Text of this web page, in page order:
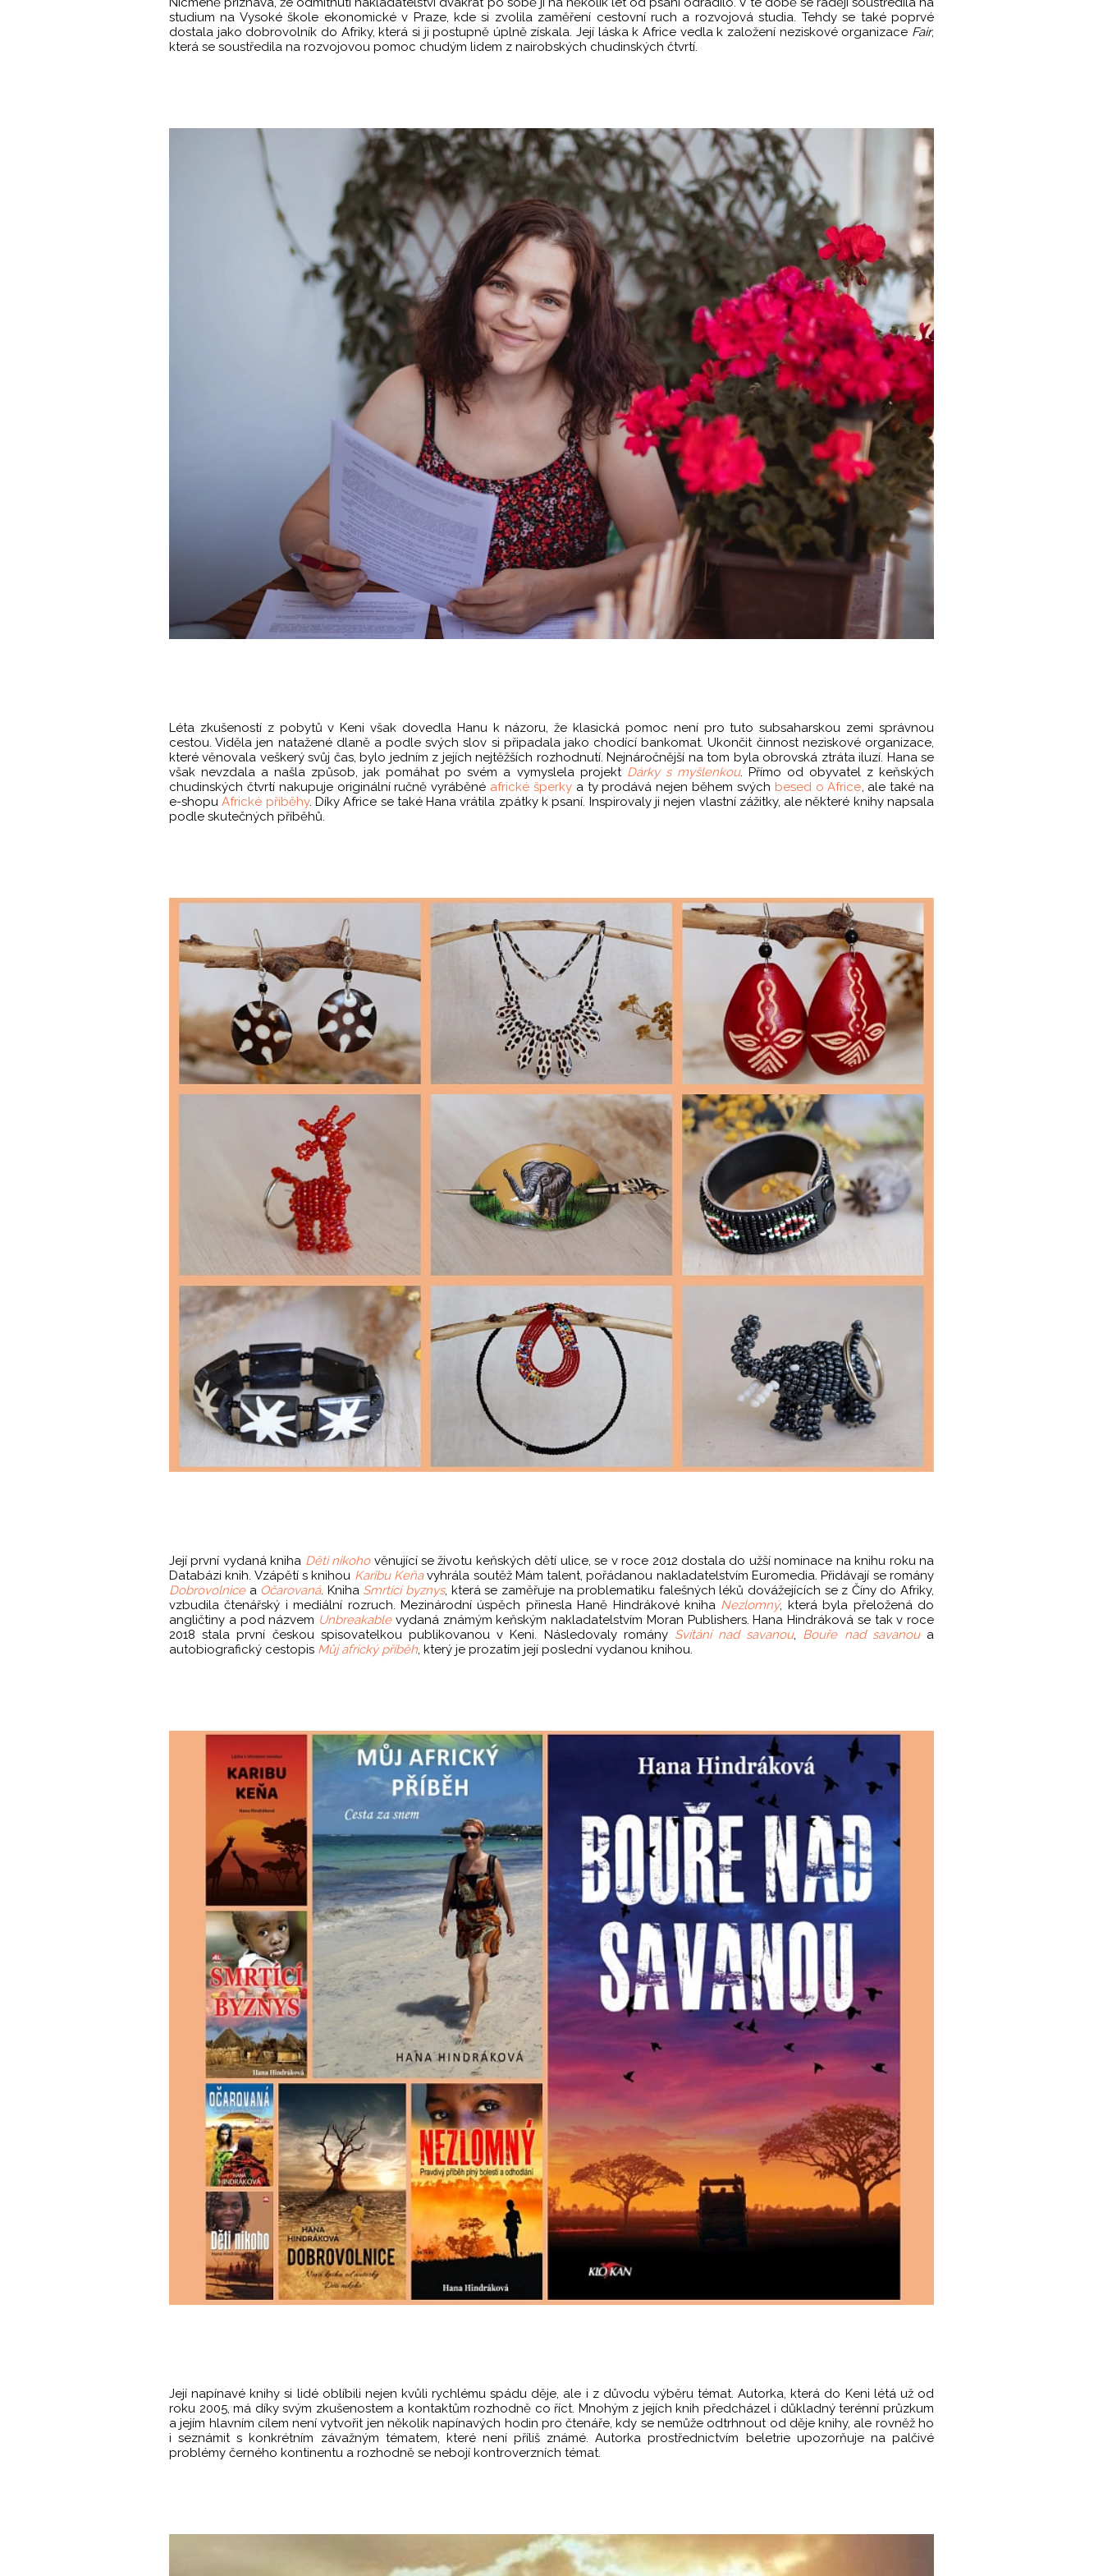
studium na Vysoké škole ekonomické v Praze, kde si zvolila zaměření cestovní ruch a rozvojová studia. Tehdy se také poprvé
dostala jako dobrovolník do Afriky, která si ji postupně úplně získala. Její láska k Africe vedla k založení neziskové organizace Fair,
která se soustředila na rozvojovou pomoc chudým lidem z nairobských chudinských čtvrtí.
Léta zkušeností z pobytů v Keni však dovedla Hanu k názoru, že klasická pomoc není pro tuto subsaharskou zemi správnou
cestou. Viděla jen natažené dlaně a podle svých slov si připadala jako chodící bankomat. Ukončit činnost neziskové organizace,
které věnovala veškerý svůj čas, bylo jedním z jejích nejtěžších rozhodnutí. Nejnáročnější na tom byla obrovská ztráta iluzí. Hana se
však nevzdala a našla způsob, jak pomáhat po svém a vymyslela projekt Dárky s myšlenkou. Přímo od obyvatel z keňských
chudinských čtvrtí nakupuje originální ručně vyráběné africké šperkya ty prodává nejen během svých besed o Africe, ale také na
e-shopuAfrické příběhy. Díky Africe se také Hana vrátila zpátky k psaní. Inspirovaly ji nejen vlastní zážitky, ale některé knihy napsala
podle skutečných příběhů.
Její první vydaná kniha Děti nikohověnující se životu keňských dětí ulice, se v roce 2012 dostala do užší nominace na knihu roku na
Databázi knih. Vzápětí s knihou Karibu Keňavyhrála soutěž Mám talent, pořádanou nakladatelstvím Euromedia. Přidávají se romány
Dobrovolnicea Očarovaná. Kniha Smrtící byznys, která se zaměřuje na problematiku falešných léků dovážejících se z Číny do Afriky,
vzbudila čtenářský i mediální rozruch. Mezinárodní úspěch přinesla Haně Hindrákové kniha Nezlomný, která byla přeložená do
angličtiny a pod názvem Unbreakable vydaná známým keňským nakladatelstvím Moran Publishers. Hana Hindráková se tak v roce
2018 stala první českou spisovatelkou publikovanou v Keni. Následovaly romány Svítání nad savanou, Bouře nad savanoua
autobiografický cestopis Můj africký příběh, který je prozatím její poslední vydanou knihou.
Její napínavé knihy si lidé oblíbili nejen kvůli rychlému spádu děje, ale i z důvodu výběru témat. Autorka, která do Keni létá už od
roku 2005, má díky svým zkušenostem a kontaktům rozhodně co říct. Mnohým z jejích knih předcházel i důkladný terénní průzkum
a jejím hlavním cílem není vytvořit jen několik napínavých hodin pro čtenáře, kdy se nemůže odtrhnout od děje knihy, ale rovněž ho
i seznámit s konkrétním závažným tématem, které není příliš známé. Autorka prostřednictvím beletrie upozorňuje na palčivé
problémy černého kontinentu a rozhodně se nebojí kontroverzních témat.